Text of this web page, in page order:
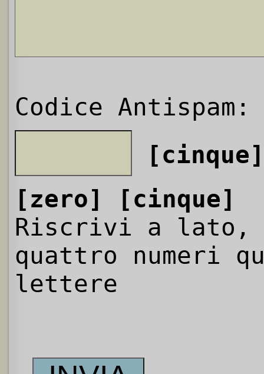
Codice Antispam:
[cinque]
[zero]
[cinque]
Riscrivi a
quattro numeri
lettere